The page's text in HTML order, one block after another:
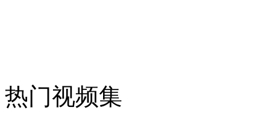
热门视频集